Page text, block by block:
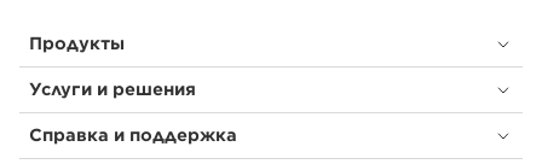
Продукты
Услуги и решения
Справка и поддержка